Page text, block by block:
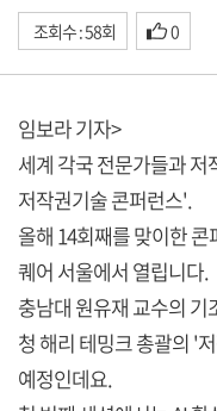
조회수 : 58회 0
임보라 기자>
세계 각국 전문가들과
저작권기술 콘퍼런스'.
올해 14회째를 맞이한
퀘어 서울에서 열립니다.
충남대 원유재 교수의
청 해리 테밍크 총괄의 '
예정인데요.